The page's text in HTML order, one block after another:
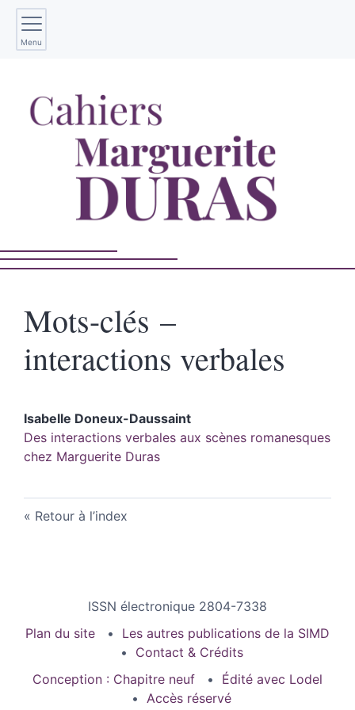
Menu
Mots-clés –
interactions verbales
Isabelle Doneux-Daussaint
Des interactions verbales aux scènes romanesques
chez Marguerite Duras
Retour à l’index
ISSN électronique 2804-7338
Plan du site
Les autres publications de la SIMD
Contact & Crédits
Conception : Chapitre neuf
Édité avec Lodel
Accès réservé